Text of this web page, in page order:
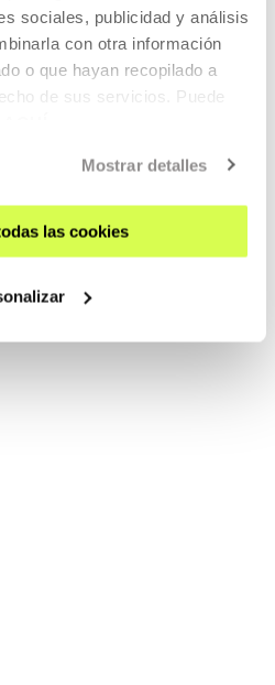
sociales, publicidad y análisis
con otra información
o que hayan recopilado a
de sus servicios. Puede
Mostrar detalles
las cookies